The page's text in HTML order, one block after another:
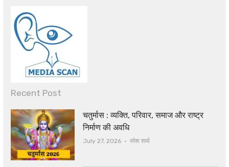
Recent Post
चतुर्मास : व्यक्ति, परिवार, समाज और राष्ट्र
निर्माण की अवधि
July 27, 2026 Author
रमेश शर्मा